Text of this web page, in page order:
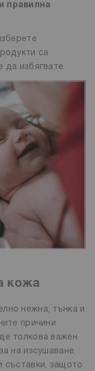
правилна
са
да избягвате.
кожа
нежна, тънка и
причини
толкова важен
на изсушаване,
съставки, защото